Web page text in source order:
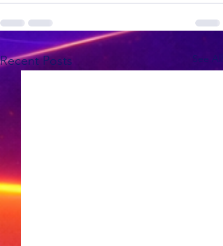
Recent Posts See All